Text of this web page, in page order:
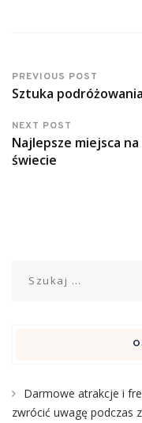
PREVIOUS POST
Sztuka
NEXT POST
Najlepsze miejsca
świecie
Darmowe atrakcje i
zwrócić uwagę podczas